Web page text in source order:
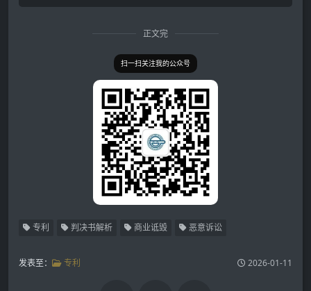
正文完
扫一扫关注我的公众号
专利 判决书解析 商业诋毁 恶意诉讼
发表至： 专利 2026-01-11